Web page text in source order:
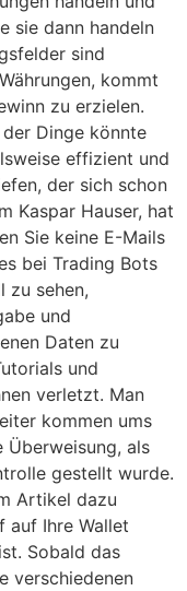
sie dann handeln
sind
kommt
zu erzielen.
Dinge könnte
effizient und
der sich schon
Kaspar Hauser, hat
Sie keine E-Mails
bei Trading Bots
zu sehen,
und
Daten zu
und
verletzt. Man
kommen ums
Überweisung, als
gestellt wurde.
Artikel dazu
auf Ihre Wallet
Sobald das
verschiedenen